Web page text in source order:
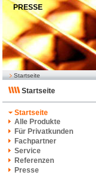
PRESSE
Startseite
Startseite
Startseite
Alle Produkte
Für Privatkunden
Fachpartner
Service
Referenzen
Presse